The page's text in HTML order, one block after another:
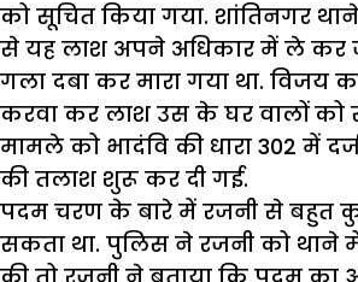
को सूचित किया गया. शांतिनगर थाने
से यह लाश अपने अधिकार में ले कर
गला दबा कर मारा गया था. विजय
करवा कर लाश उस के घर वालों को
मामले को भादंवि की धारा 302 में
की तलाश शुरू कर दी गई.
पदम चरण के बारे में रजनी से बहुत
सकता था. पुलिस ने रजनी को थाने